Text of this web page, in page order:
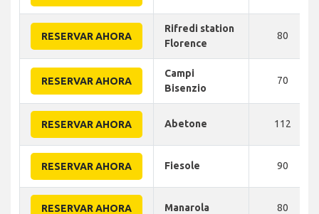
RESERVAR AHORA
Rifredi station
Florence
80
RESERVAR AHORA
Campi
Bisenzio
70
RESERVAR AHORA Abetone 112
RESERVAR AHORA Fiesole 90
RESERVAR AHORA Manarola 80